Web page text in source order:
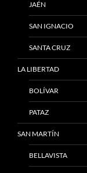
JAÉN
SAN IGNACIO
SANTA CRUZ
LA LIBERTAD
BOLÍVAR
PATAZ
SAN MARTÍN
BELLAVISTA